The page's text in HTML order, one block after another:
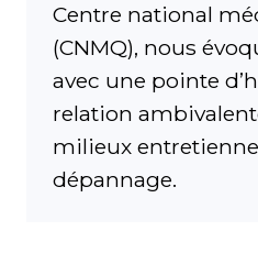
Centre national
(CNMQ), nous
avec une pointe
relation
milieux
dépannage.